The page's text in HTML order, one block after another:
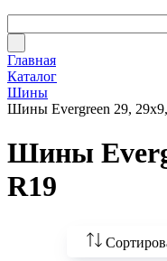
Главная
Каталог
Шины
Шины Evergreen 29,
Шины
R19